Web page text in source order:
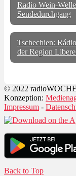
Radio Wein-
Sendedurchgang
Tschechien:
der Region
© 2022
Konzeption:
Impressum -
Back to Top